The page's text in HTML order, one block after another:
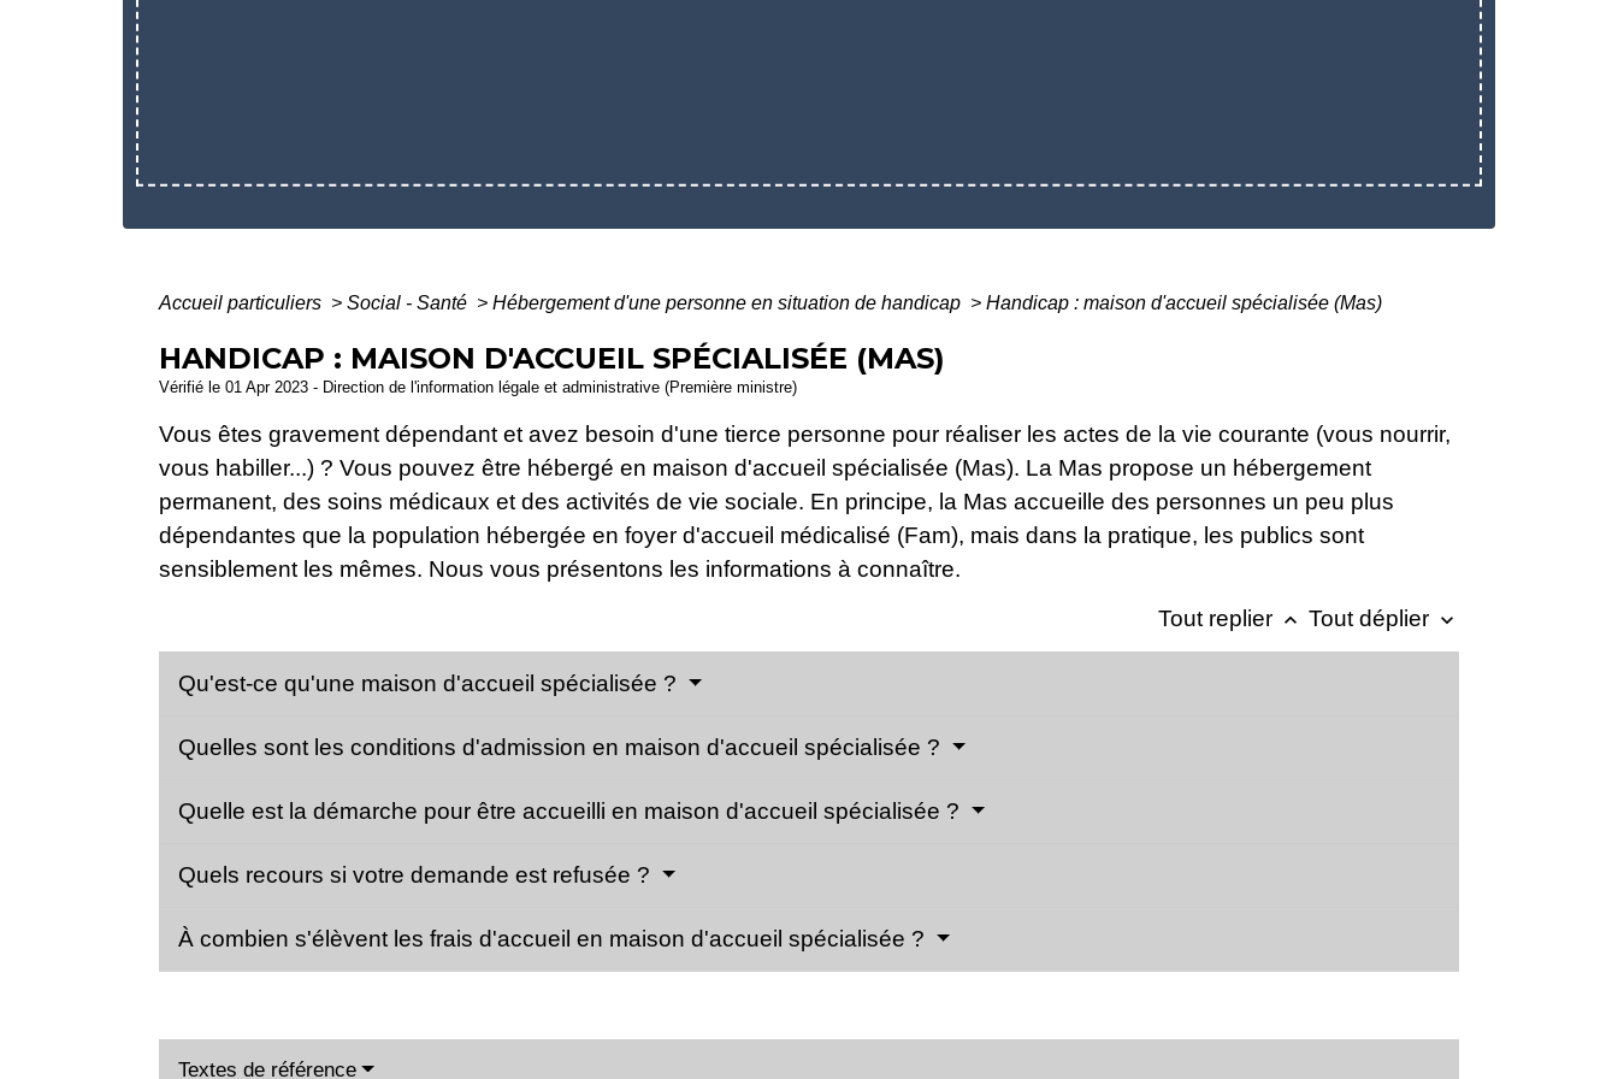
Accueil particuliers > Social - Santé > Hébergement d'une personne en situation de handicap > Handicap : maison d'accueil spécialisée (Mas)
HANDICAP : MAISON D'ACCUEIL SPÉCIALISÉE (MAS)
Vérifié le 01 Apr 2023 - Direction de l'information légale et administrative (Première ministre)
Vous êtes gravement dépendant et avez besoin d'une tierce personne pour réaliser les actes de la vie courante (vous nourrir,
vous habiller...) ? Vous pouvez être hébergé en maison d'accueil spécialisée (Mas). La Mas propose un hébergement
permanent, des soins médicaux et des activités de vie sociale. En principe, la Mas accueille des personnes un peu plus
dépendantes que la population hébergée en foyer d'accueil médicalisé (Fam), mais dans la pratique, les publics sont
sensiblement les mêmes. Nous vous présentons les informations à connaître.
Tout replier keyboard_arrow_up Tout déplier keyboard_arrow_down
Qu'est-ce qu'une maison d'accueil spécialisée ?
Quelles sont les conditions d'admission en maison d'accueil spécialisée ?
Quelle est la démarche pour être accueilli en maison d'accueil spécialisée ?
Quels recours si votre demande est refusée ?
À combien s'élèvent les frais d'accueil en maison d'accueil spécialisée ?
Textes de référence